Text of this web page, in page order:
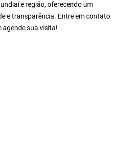
e região, oferecendo um
e transparência. Entre em contato
agende sua visita!